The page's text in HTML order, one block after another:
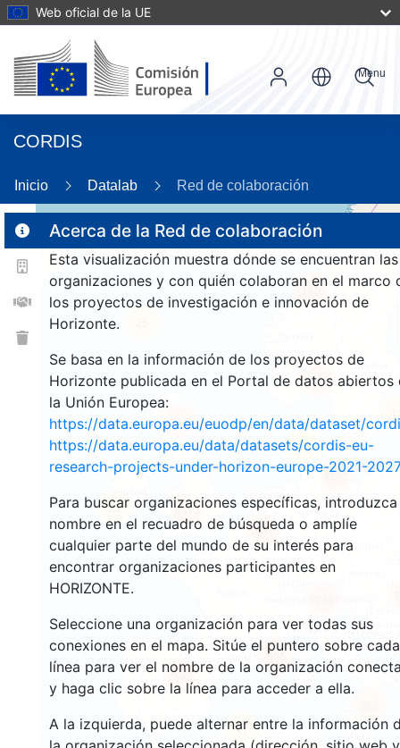
Web oficial de la UE
CORDIS
Menu
Inicio Datalab Red de colaboración
Acerca de la Red de colaboración
Esta visualización muestra dónde se encuentran las
organizaciones y con quién colaboran en el marco
los proyectos de investigación e innovación de
Horizonte.
Se basa en la información de los proyectos de
Horizonte publicada en el Portal de datos abiertos
la Unión Europea:
https://data.europa.eu/euodp/en/data/dataset/
https://data.europa.eu/data/datasets/cordis-eu-
research-projects-under-horizon-europe-2021-2027
Para buscar organizaciones específicas, introduzca
nombre en el recuadro de búsqueda o amplíe
cualquier parte del mundo de su interés para
encontrar organizaciones participantes en
HORIZONTE.
Seleccione una organización para ver todas sus
conexiones en el mapa. Sitúe el puntero sobre cada
línea para ver el nombre de la organización
y haga clic sobre la línea para acceder a ella.
A la izquierda, puede alternar entre la información
23
180
1378
11
606
7595
94
118
3282
5313
10613